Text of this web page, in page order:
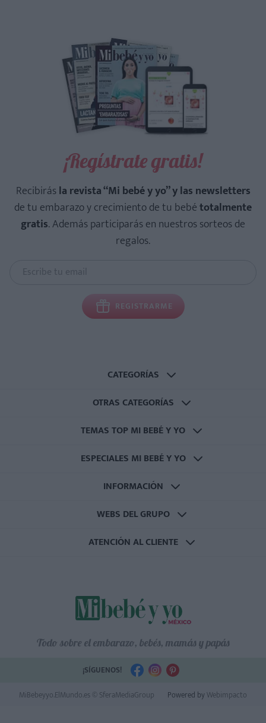
¡Regístrate gratis!
Recibirásla revista “Mi bebé y yo” y las newsletters
de tu embarazo y crecimiento de tu bebétotalmente
gratis. Además participarás en nuestros sorteos de
regalos.
REGISTRARME
CATEGORÍAS
OTRAS CATEGORÍAS
TEMAS TOP MI BEBÉ Y YO
ESPECIALES MI BEBÉ Y YO
INFORMACIÓN
WEBS DEL GRUPO
ATENCIÓN AL CLIENTE
Todo sobre el embarazo, bebés, mamás y papás
¡SÍGUENOS!
MiBebeyyo.ElMundo.es © SferaMediaGroup
Powered byWebimpacto